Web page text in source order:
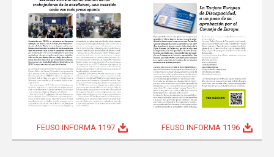
FEUSO INFORMA 1197 FEUSO INFORMA 1196